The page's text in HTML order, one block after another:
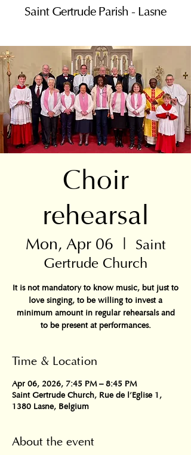
Saint Gertrude Parish - Lasne
Choir
rehearsal
Mon, Apr 06
  |
Saint
Gertrude Church
It is not mandatory to know music, but just to
love singing, to be willing to invest a
minimum amount in regular rehearsals and
to be present at performances.
Time & Location
Apr 06, 2026, 7:45 PM – 8:45 PM
Saint Gertrude Church, Rue de l'Eglise 1,
1380 Lasne, Belgium
About the event